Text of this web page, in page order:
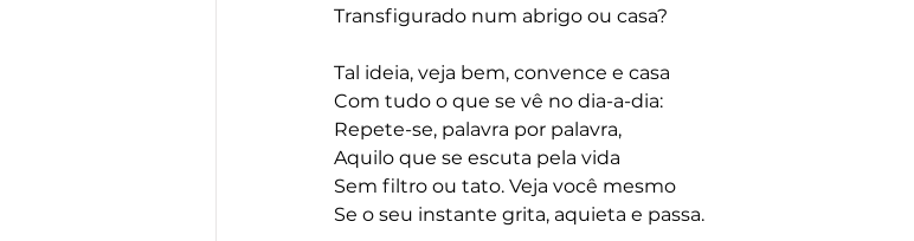
Transfigurado num abrigo ou casa?
Tal ideia, veja bem, convence e casa
Com tudo o que se vê no dia-a-dia:
Repete-se, palavra por palavra,
Aquilo que se escuta pela vida
Sem filtro ou tato. Veja você mesmo
Se o seu instante grita, aquieta e passa.